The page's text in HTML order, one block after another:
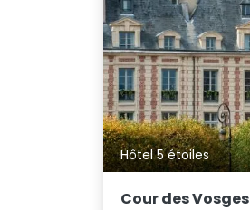
Hôtel 5 étoiles
Cour des Vosges